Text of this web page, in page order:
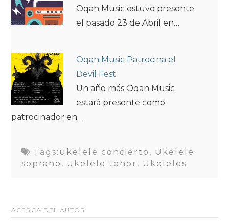
Oqan Music estuvo presente
el pasado 23 de Abril en…
Oqan Music Patrocina el
Devil Fest
Un año más Oqan Music
estará presente como
patrocinador en…
Tags: ukelele concierto , Ukelele
soprano , ukelele tenor , Ukeleles
ACERCA DEL AUTOR